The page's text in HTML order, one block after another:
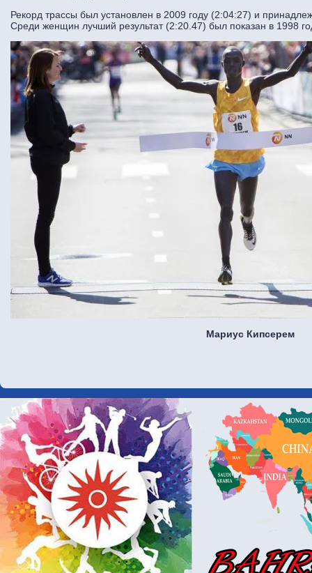
Рекорд трассы был установлен в 2009 году (2:04:27) и
Среди женщин лучший результат (2:20.47) был показан в 1998
Мариус Кипсерем